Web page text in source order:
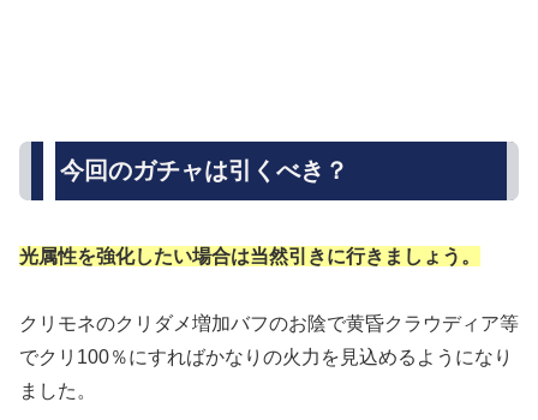
今回のガチャは引くべき？
光属性を強化したい場合は当然引きに行きましょう。
クリモネのクリダメ増加バフのお陰で黄昏クラウディア等
でクリ100％にすればかなりの火力を見込めるようになり
ました。